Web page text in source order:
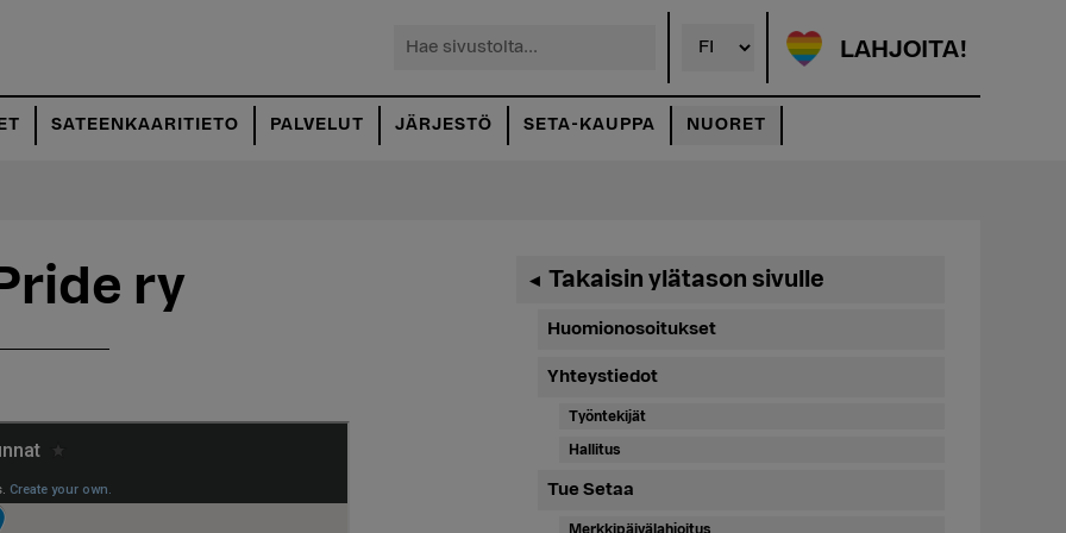
LAHJOITA!
Hae
SATEENKAARITIETO PALVELUT JÄRJESTÖ SETA-KAUPPA NUORET
ry
Ensisijainen
sivupalkki
◄ Takaisin ylätason sivulle
Huomionosoitukset
Yhteystiedot
Työntekijät
Hallitus
Tue Setaa
Merkkipäivälahjoitus